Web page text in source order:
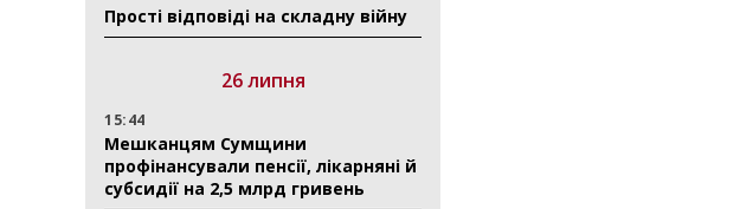
Прості відповіді на складну війну
26 липня
15:44
Мешканцям Сумщини
профінансували пенсії, лікарняні й
субсидії на 2,5 млрд гривень